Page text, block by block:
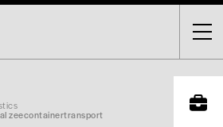
zeecontainertransport